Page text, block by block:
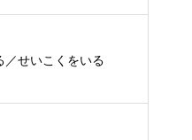
／せいこくをいる